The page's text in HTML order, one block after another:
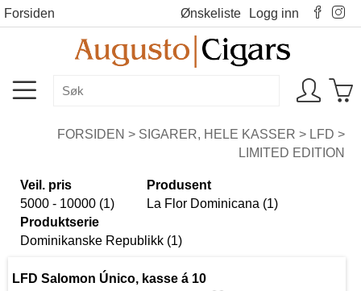
Forsiden Ønskeliste Logg inn
FORSIDEN > SIGARER, HELE KASSER > LFD >
LIMITED EDITION
Veil. pris
5000 - 10000 (1)
Produsent
La Flor Dominicana (1)
Produktserie
Dominikanske Republikk (1)
LFD Salomon Único, kasse á 10